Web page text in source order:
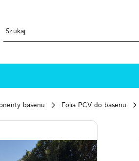
basenu Folia PCV do basenu